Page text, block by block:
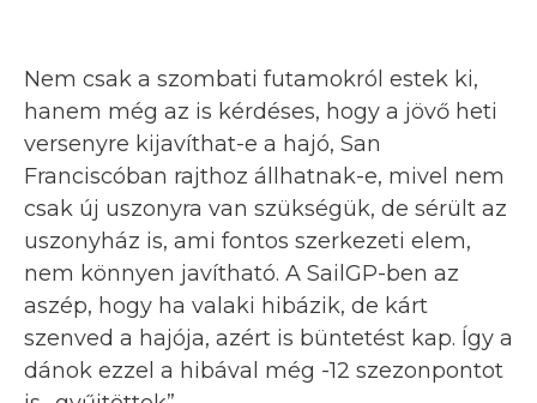
Nem csak a szombati futamokról estek ki,
hanem még az is kérdéses, hogy a jövő heti
versenyre kijavíthat-e a hajó, San
Franciscóban rajthoz állhatnak-e, mivel nem
csak új uszonyra van szükségük, de sérült az
uszonyház is, ami fontos szerkezeti elem,
nem könnyen javítható. A SailGP-ben az
aszép, hogy ha valaki hibázik, de kárt
szenved a hajója, azért is büntetést kap. Így a
dánok ezzel a hibával még -12 szezonpontot